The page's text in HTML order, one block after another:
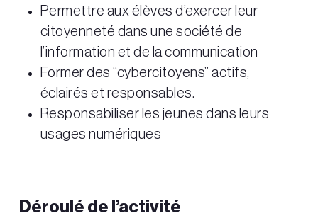
Permettre aux élèves d’exercer leur
citoyenneté dans une société de
l’information et de la communication
Former des “cybercitoyens” actifs,
éclairés et responsables.
Responsabiliser les jeunes dans leurs
usages numériques
Déroulé de l’activité